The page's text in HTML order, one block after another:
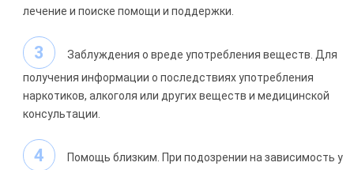
лечение и поиске помощи и поддержки.
Заблуждения о вреде употребления веществ. Для
получения информации о последствиях употребления
наркотиков, алкоголя или других веществ и медицинской
консультации.
Помощь близким. При подозрении на зависимость у